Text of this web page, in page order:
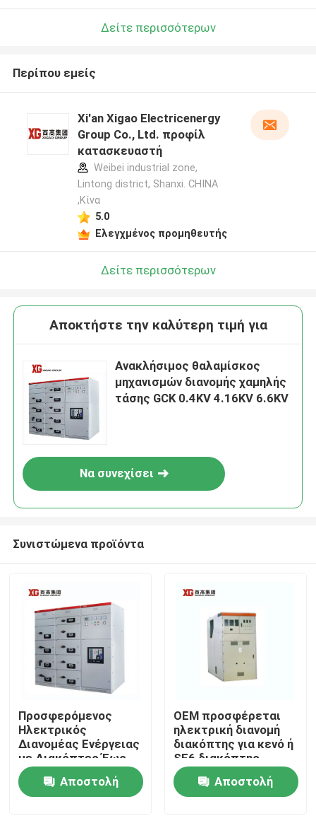
Σπίτι
Προϊόντα
Δείτε περισσότερων
Περίπου εμείς
Xi'an Xigao Electricenergy
Group Co., Ltd. προφίλ
κατασκευαστή
Weibei industrial zone,
Lintong district, Shanxi. CHINA
,Κίνα
5.0
Ελεγχμένος προμηθευτής
Δείτε περισσότερων
Αποκτήστε την καλύτερη τιμή για
Ανακλήσιμος θαλαμίσκος
μηχανισμών διανομής χαμηλής
τάσης GCK 0.4KV 4.16KV 6.6KV
Να συνεχίσει
Συνιστώμενα προϊόντα
Προσφερόμενος
Ηλεκτρικός
Διανομέας Ενέργειας
με Διακόπτες Έως
17.5 KV Ονομαστική
Τάση από OEM
Αποστολή
OEM προσφέρεται
ηλεκτρική διανομή
διακόπτης για κενό ή
SF6 διακόπτης
κυκλωμάτων και
θερμοκρασία
περιβάλλοντος -5C-
Αποστολή